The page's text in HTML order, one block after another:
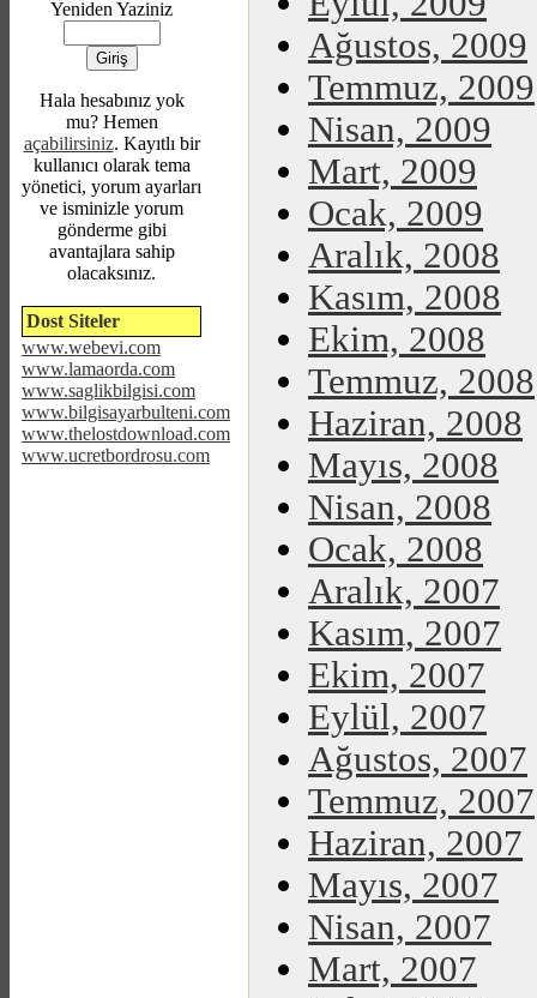
Yeniden Yaziniz
Hala hesabınız yok
mu? Hemen
açabilirsiniz. Kayıtlı bir
kullanıcı olarak tema
yönetici, yorum ayarları
ve isminizle yorum
gönderme gibi
avantajlara sahip
olacaksınız.
Dost Siteler
www.webevi.com
www.lamaorda.com
www.saglikbilgisi.com
www.bilgisayarbulteni.com
www.thelostdownload.com
www.ucretbordrosu.com
Ağustos, 2009
Temmuz, 2009
Nisan, 2009
Mart, 2009
Ocak, 2009
Aralık, 2008
Kasım, 2008
Ekim, 2008
Temmuz, 2008
Haziran, 2008
Mayıs, 2008
Nisan, 2008
Ocak, 2008
Aralık, 2007
Kasım, 2007
Ekim, 2007
Eylül, 2007
Ağustos, 2007
Temmuz, 2007
Haziran, 2007
Mayıs, 2007
Nisan, 2007
Mart, 2007